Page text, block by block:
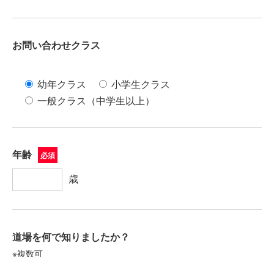
お問い合わせクラス
幼年クラス
小学生クラス
一般クラス（中学生以上）
年齢 必須
歳
道場を何で知りましたか？
※複数可